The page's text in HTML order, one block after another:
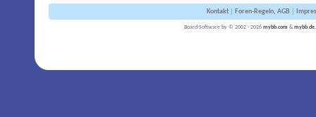
Kontakt| Foren-Regeln, AGB|
Board-Software by © 2002 - 2026 mybb.com & mybb.de